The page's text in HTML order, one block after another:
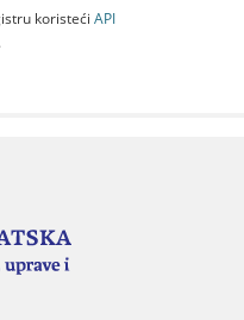
koristeći API